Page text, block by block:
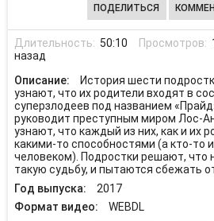
ПОДЕЛИТЬСЯ
Длительность: 50:10 Просмотров:
назад
Описание:
История шести
узнают, что их родители входят в
суперзлодеев под названием
руководит преступным миром Лос-
узнают, что каждый из них, как и их
какими-то способностями (а кто-то
человеком). Подростки решают, что
такую судьбу, и пытаются сбежать
Год выпуска:
2017
Формат видео:
WEBDL